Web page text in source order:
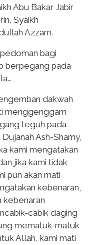
Abu Bakar Jabir
Syaikh
Azzam.
bagi
berpegang pada
dakwah
menggenggam
teguh pada
Ash-Shamy,
kami mengatakan
jika kami tidak
pun akan mati
kebenaran,
kebenaran
cabik daging
mematuk-matuk
Allah, kami mati